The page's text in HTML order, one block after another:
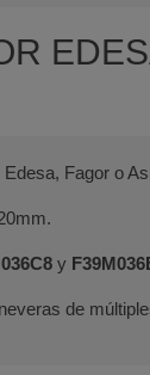
Fagor o
y
de